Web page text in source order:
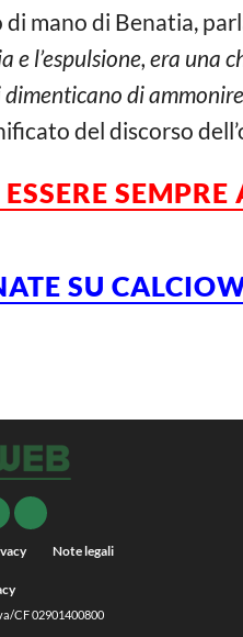
mano di Benatia,
l’espulsione, era una
dimenticano di
del discorso
SU
Note legali
CF 02901400800